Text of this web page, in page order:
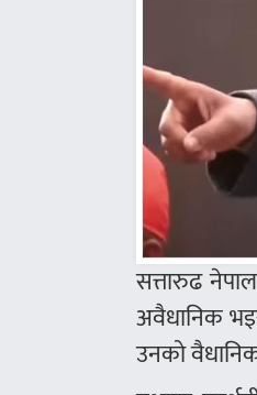
सत्तारुढ
अवैधानिक
उनको